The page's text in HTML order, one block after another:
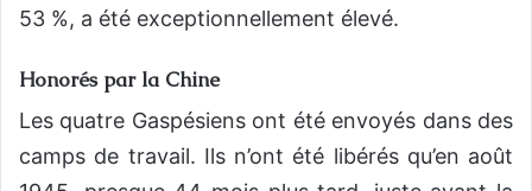
53 %, a été exceptionnellement élevé.
Honorés par la Chine
Les quatre Gaspésiens ont été envoyés dans des
camps de travail. Ils n’ont été libérés qu’en août